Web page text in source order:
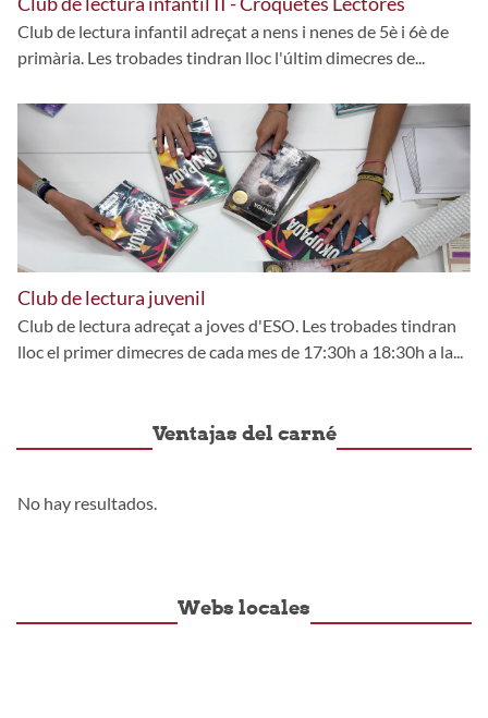
Club de lectura infantil adreçat a nens i nenes de 5è i 6è de
primària. Les trobades tindran lloc l'últim dimecres de...
Club de lectura juvenil
Club de lectura adreçat a joves d'ESO. Les trobades tindran
lloc el primer dimecres de cada mes de 17:30h a 18:30h a la...
Ventajas del carné
No hay resultados.
Webs locales